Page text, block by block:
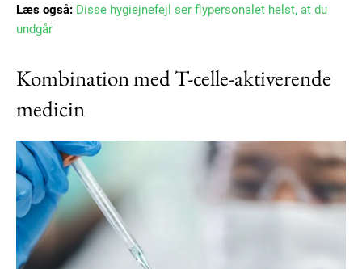
Member full access
100DKK
Etiam est nibh, lobortis sit
Praesent euismod ac
Læs også: Disse hygiejnefejl ser flypersonalet helst, at du
undgår
Kombination med T-celle-aktiverende
medicin